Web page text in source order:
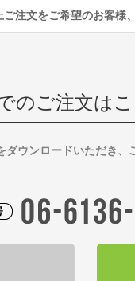
注文をご希望のお客様
のご注文は
ダウンロードいただき、